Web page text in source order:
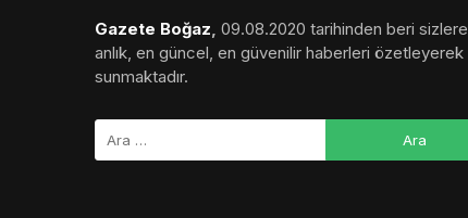
Gazete Boğaz, 09.08.2020 tarihinden beri sizlere
anlık, en güncel, en güvenilir haberleri özetleyerek
sunmaktadır.